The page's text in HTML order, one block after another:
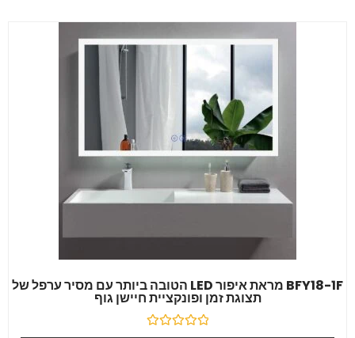
BFY18-1F מראת איפור LED הטובה ביותר עם מסיר ערפל של
תצוגת זמן ופונקציית חיישן גוף